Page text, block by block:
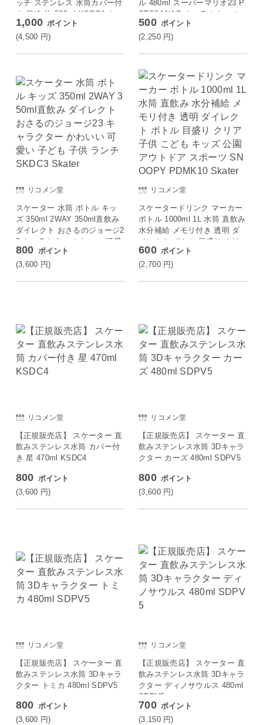
ッチ ステンレス 水筒カバー付
き 保冷 約 500ml KSDC4 キャ
ラクター スケーター skater
1,000 ポイント
(4,500 円)
ル 480ml スーパーマリオ23 P
SB5SANAG キャラクター か
わいい 可愛い Skater
500 ポイント
(2,250 円)
リコメン堂
スケーター 水筒 ボトル キッ
ズ 350ml 2WAY 350ml直飲み
ダイレクト おさるのジョージ2
3 キャラクター かわいい 可愛
い 子ども 子供 ランチ SKDC3
Skater
800 ポイント
(3,600 円)
リコメン堂
スケータードリンク マーカー
ボトル 1000ml 1L 水筒 直飲み
水分補給 メモリ付き 透明 ダ
イレクト ボトル 目盛り クリ
ア 子供 こども キッズ 公園 ア
ウトドア スポーツ SNOOPY
600 ポイント
(2,700 円)
リコメン堂
【正規販売店】 スケーター 直
飲みステンレス水筒 カバー付
き 星 470ml KSDC4
800 ポイント
(3,600 円)
リコメン堂
【正規販売店】 スケーター 直
飲みステンレス水筒 3Dキャラ
クター カーズ 480ml SDPV5
800 ポイント
(3,600 円)
リコメン堂
【正規販売店】 スケーター 直
飲みステンレス水筒 3Dキャラ
クター トミカ 480ml SDPV5
800 ポイント
(3,600 円)
リコメン堂
【正規販売店】 スケーター 直
飲みステンレス水筒 3Dキャラ
クター ディノサウルス 480ml
SDPV5
700 ポイント
(3,150 円)